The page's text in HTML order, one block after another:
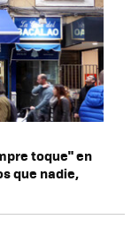
toque" en
que nadie,